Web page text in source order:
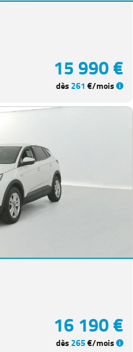
15 990 €
dès 261 €/mois
16 190 €
dès 265€/mois